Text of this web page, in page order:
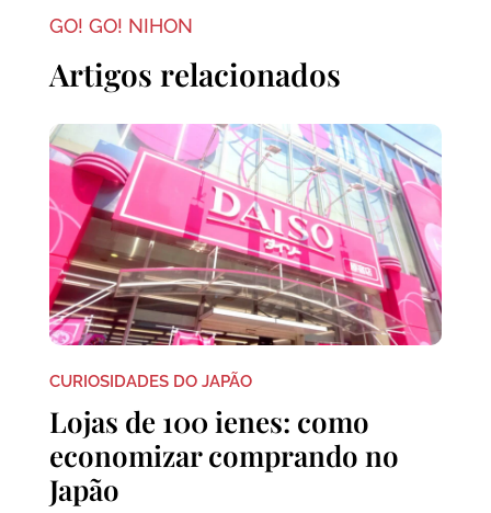
GO! GO! NIHON
Artigos relacionados
CURIOSIDADES DO JAPÃO
Lojas de 100 ienes: como
economizar comprando no
Japão